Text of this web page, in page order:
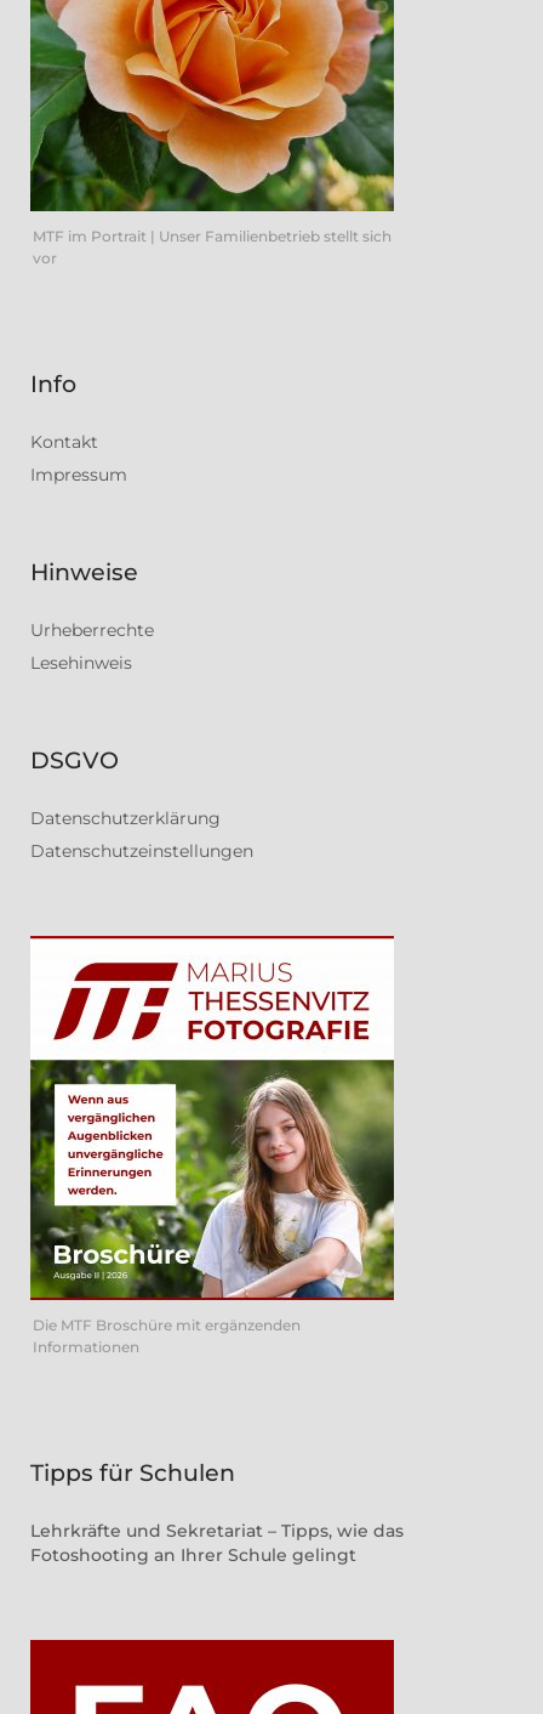
MTF im Portrait | Unser Familienbetrieb stellt sich
vor
Info
Kontakt
Impressum
Hinweise
Urheberrechte
Lesehinweis
DSGVO
Datenschutzerklärung
Datenschutzeinstellungen
Die MTF Broschüre mit ergänzenden
Informationen
Tipps für Schulen
Lehrkräfte und Sekretariat – Tipps, wie das
Fotoshooting an Ihrer Schule gelingt